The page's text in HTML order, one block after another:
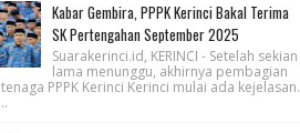
Kabar Gembira, PPPK Kerinci Bakal Terima
SK Pertengahan September 2025
Suarakerinci.id, KERINCI - Setelah sekian
lama menunggu, akhirnya pembagian
tenaga PPPK Kerinci Kerinci mulai ada kejelasan.